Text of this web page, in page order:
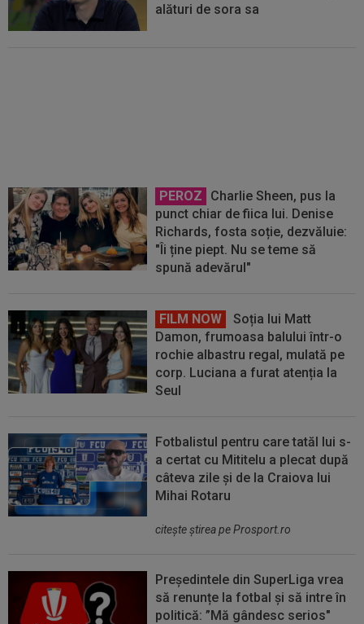
alături de sora sa
PEROZ
Charlie Sheen, pus la
punct chiar de fiica lui. Denise
Richards, fosta soție, dezvăluie:
"Îi ține piept. Nu se teme să
spună adevărul"
FILM NOW
Soția lui Matt
Damon, frumoasa balului într-o
rochie albastru regal, mulată pe
corp. Luciana a furat atenția la
Seul
Fotbalistul pentru care tatăl lui s-
a certat cu Mititelu a plecat după
câteva zile și de la Craiova lui
Mihai Rotaru
citeşte ştirea pe Prosport.ro
Președintele din SuperLiga vrea
să renunțe la fotbal și să intre în
politică: ”Mă gândesc serios"